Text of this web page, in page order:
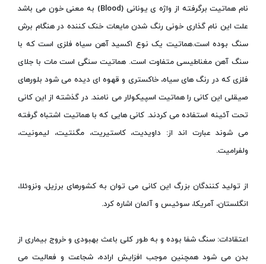
نام هماتیت برگرفته از واژه ی یونانی (Blood) به معنی خون می باشد
علت این نام گذاری خونی رنگ شدن مایعات خنک کننده در هنگام برش
سنگ بوده است.هماتیت یک نوع اکسید آهن سیاه فلزی است که با
سنگ آهن مغناطیسی متفاوت است. هماتیت سنگی است مات با جلای
فلزی که در رنگ های سیاه، خاکستری و قهوه ای دیده می شود بلورهای
صیقلی این کانی را هماتیت اسپیکولار می نامند. در گذشته از این کانی
تحت آئینه استفاده می کردند. کانی هایی که با هماتیت اشتباه گرفته
می شوند عبارت اند از: داویدیت، کاستیریت، مگنتیت، لیمونیت،
ولفرامیت.
از تولید کنندگان بزرگ این کانی می توان به کشورهای برزیل، ونزوئلا،
انگلستان، آمریکا، سوئیس و آلمان اشاره کرد.
اعتقادات: سنگ شفا بوده و به طور کلی باعث بهبودی و خروج بیماری از
بدن می شود همچنین موجب افزایش اراده، شجاعت و فعالیت می